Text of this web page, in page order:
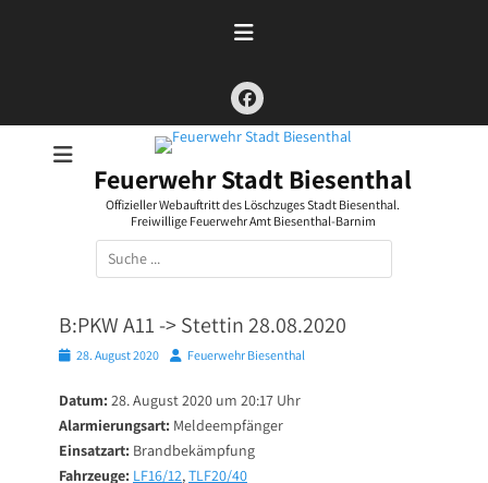
Facebook
Feuerwehr Stadt Biesenthal
Offizieller Webauftritt des Löschzuges Stadt Biesenthal.
Freiwillige Feuerwehr Amt Biesenthal-Barnim
Suchen
nach:
B:PKW A11 -> Stettin 28.08.2020
Posted28. August 2020 AutorFeuerwehr Biesenthal
Datum: 28. August 2020 um 20:17 Uhr
Alarmierungsart: Meldeempfänger
Einsatzart: Brandbekämpfung
Fahrzeuge: LF16/12,TLF20/40